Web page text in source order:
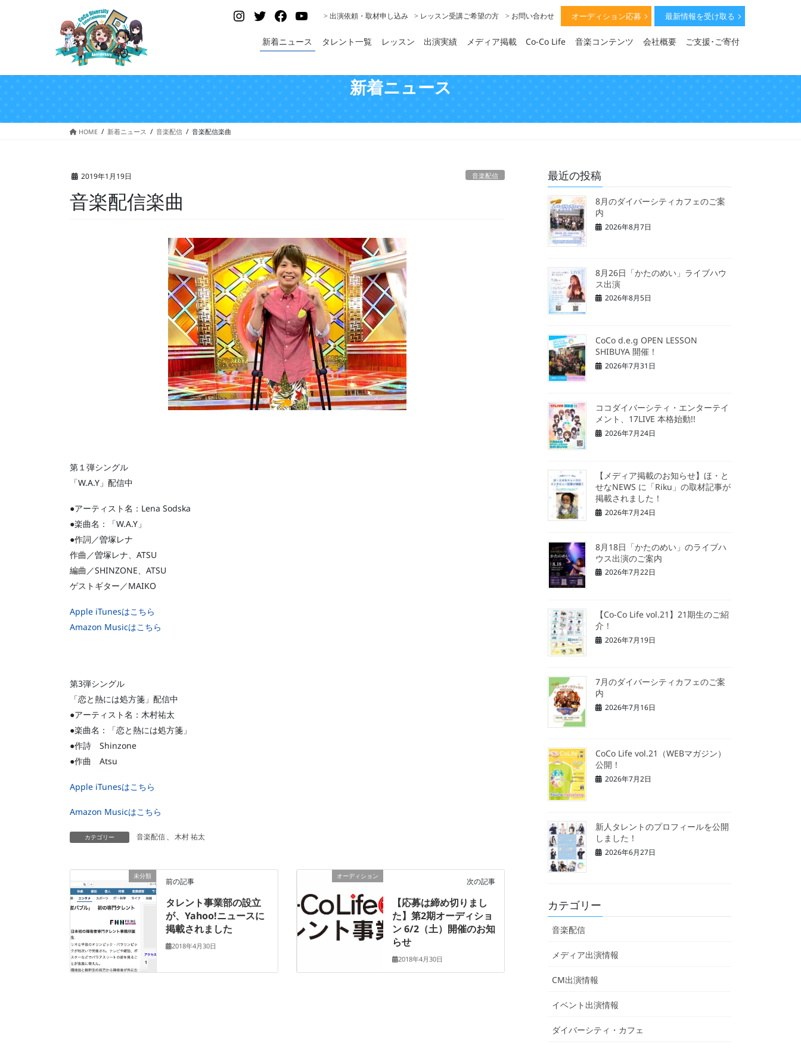
Instagram
> 出演依頼・取材申し込み > レッスン受講ご希望の方 > お問い合わせ オーディション応募 最新情報を受け取る
新着ニュース タレント一覧 レッスン 出演実績 メディア掲載 Co-Co Life 音楽コンテンツ 会社概要 ご支援･ご寄付
新着ニュース
HOME 新着ニュース 音楽配信 音楽配信楽曲
2019年1月19日 音楽配信
音楽配信楽曲
第１弾シングル
「W.A.Y」配信中
●アーティスト名：Lena Sodska
●楽曲名：「W.A.Y」
●作詞／曽塚レナ
作曲／曽塚レナ、ATSU
編曲／SHINZONE、ATSU
ゲストギター／MAIKO
Apple iTunesはこちら
Amazon Musicはこちら
第3弾シングル
「恋と熱には処方箋」配信中
●アーティスト名：木村祐太
●楽曲名：「恋と熱には処方箋」
●作詩 Shinzone
●作曲 Atsu
Apple iTunesはこちら
Amazon Musicはこちら
カテゴリー 音楽配信、 木村 祐太
未分類
前の記事
タレント事業部の設立
が、Yahoo!ニュースに
掲載されました
2018年4月30日
オーディション
次の記事
【応募は締め切りまし
た】第2期オーディショ
ン 6/2（土）開催のお知
らせ
2018年4月30日
最近の投稿
8月のダイバーシティカフェのご案
内
2026年8月7日
8月26日「かたのめい」ライブハウ
ス出演
2026年8月5日
CoCo d.e.g OPEN LESSON
SHIBUYA 開催！
2026年7月31日
ココダイバーシティ・エンターテイ
メント、17LIVE 本格始動!!
2026年7月24日
【メディア掲載のお知らせ】ほ・と
せなNEWS に「Riku」の取材記事が
掲載されました！
2026年7月24日
8月18日「かたのめい」のライブハ
ウス出演のご案内
2026年7月22日
【Co-Co Life vol.21】21期生のご紹
介！
2026年7月19日
7月のダイバーシティカフェのご案
内
2026年7月16日
CoCo Life vol.21（WEBマガジン）
公開！
2026年7月2日
新人タレントのプロフィールを公開
しました！
2026年6月27日
カテゴリー
音楽配信
メディア出演情報
CM出演情報
イベント出演情報
ダイバーシティ・カフェ